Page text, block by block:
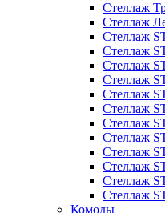
Стеллаж
Стеллаж
Стеллаж
Стеллаж
Стеллаж
Стеллаж
Стеллаж
Стеллаж
Стеллаж
Стеллаж
Стеллаж
Стеллаж
Стеллаж
Стеллаж
Комоды